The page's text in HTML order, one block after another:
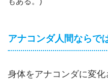
アナコンダ人間ならで
身体をアナコンダに変